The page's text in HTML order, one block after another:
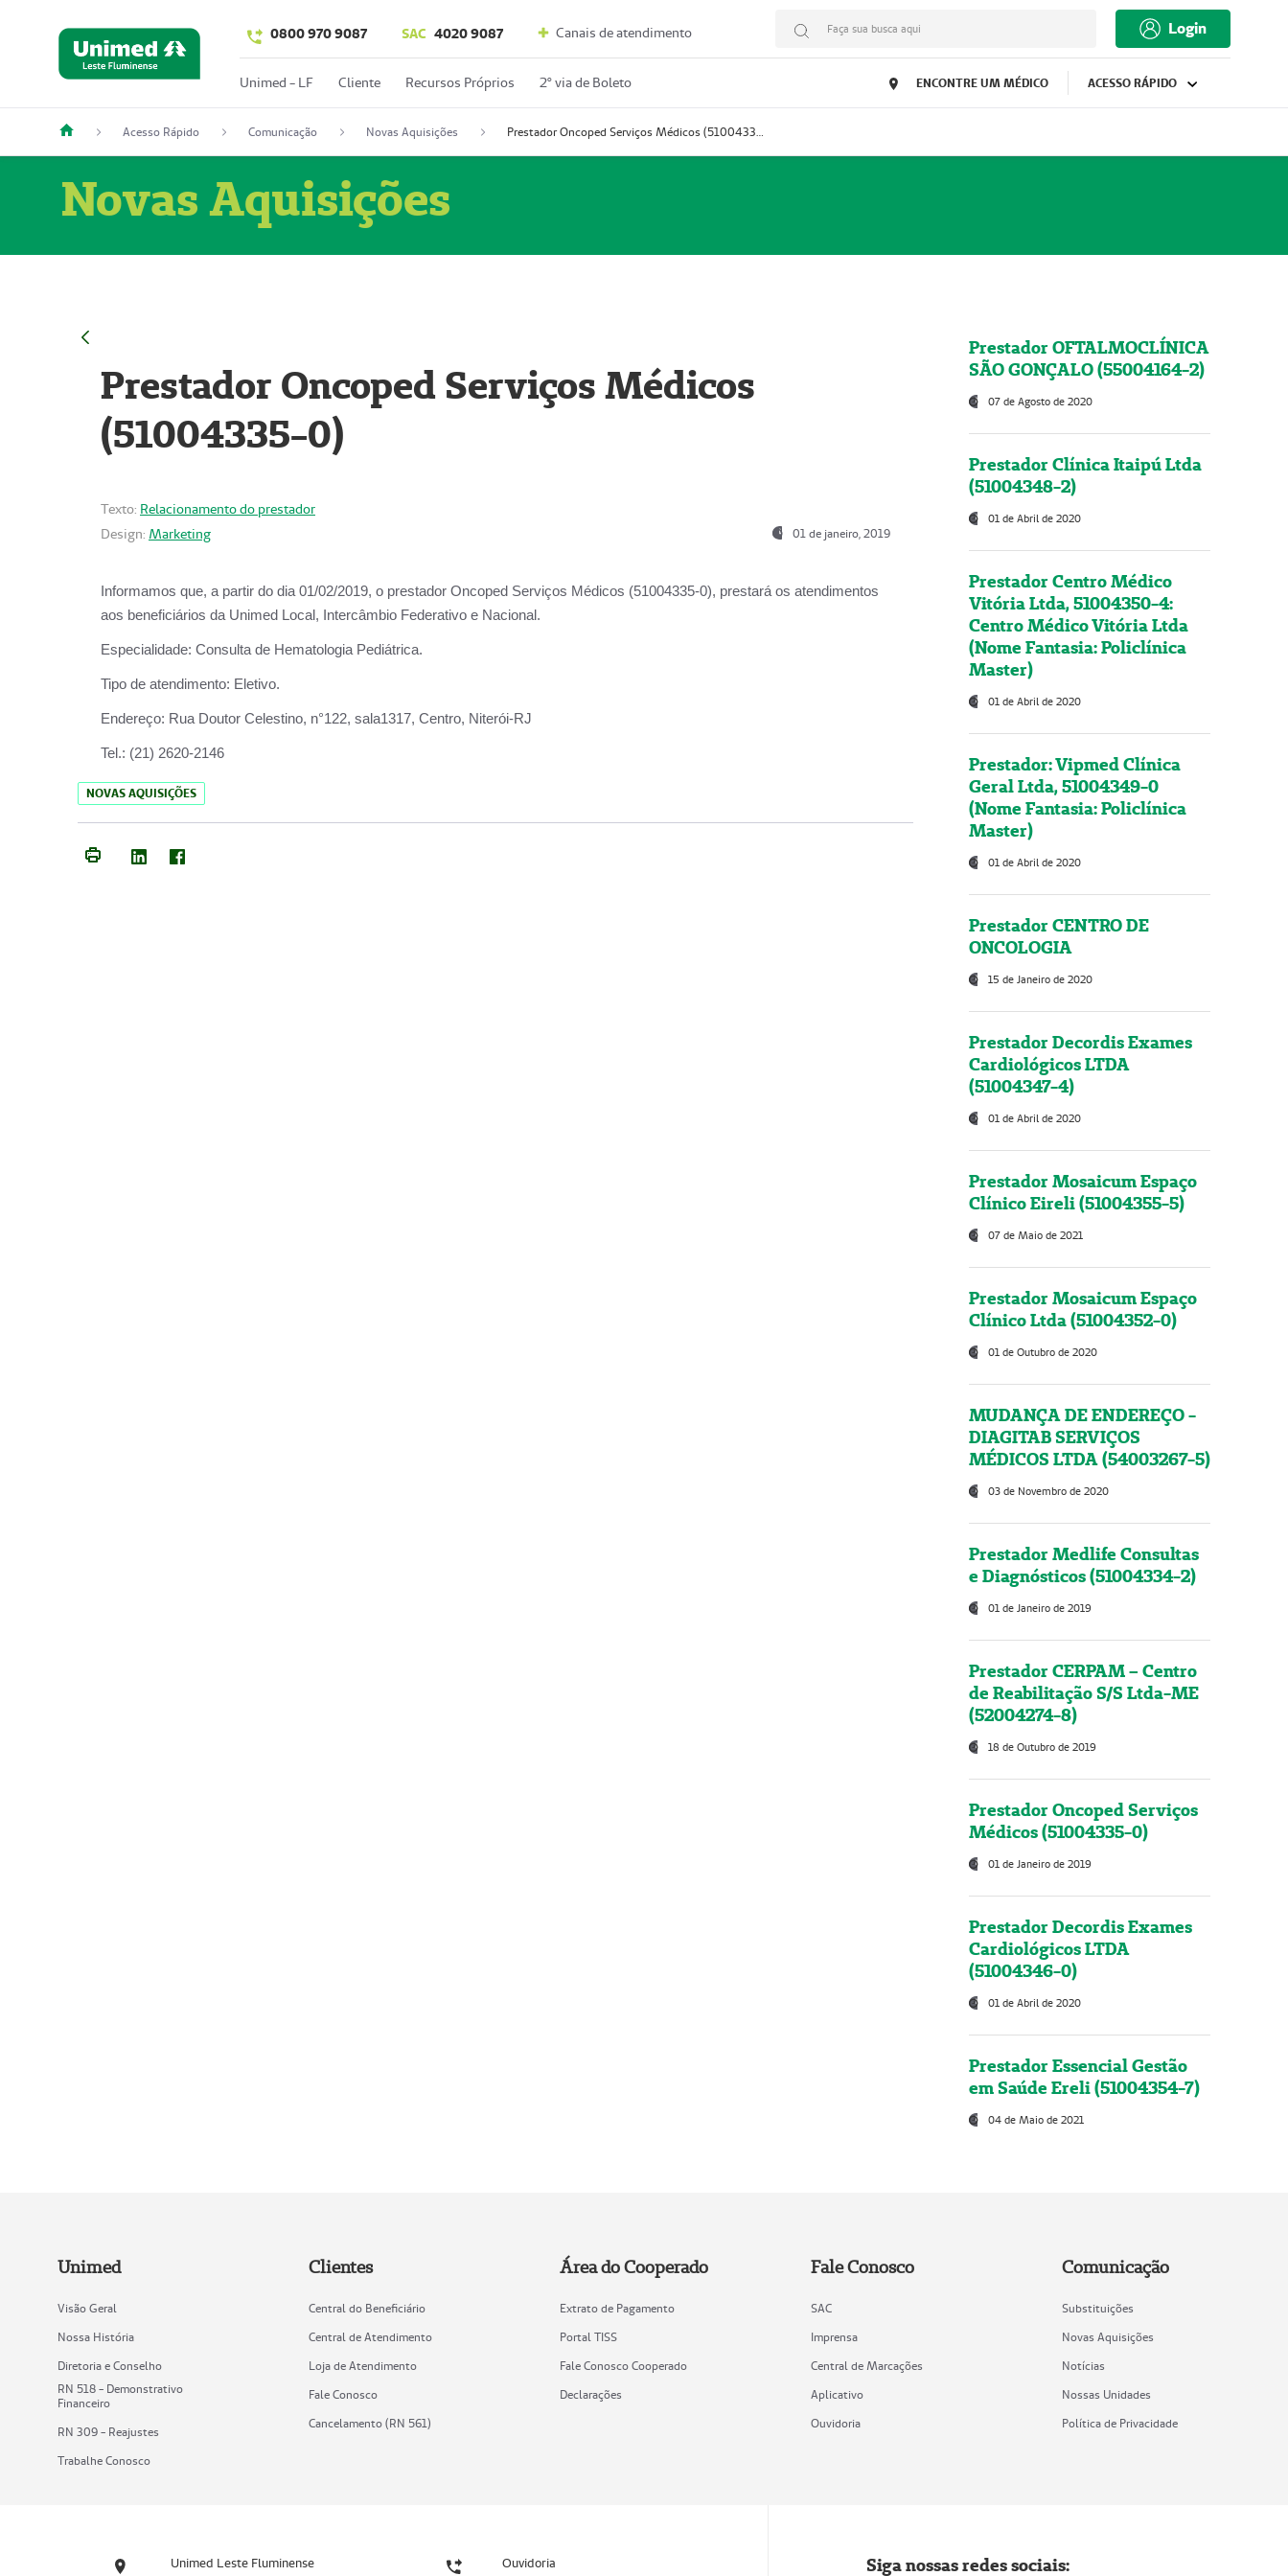
0800 970 9087 SAC 4020 9087 Canais de atendimento Faça sua busca aqui Login
Unimed - LF Cliente Recursos Próprios 2º via de Boleto ENCONTRE UM MÉDICO ACESSO RÁPIDO
Acesso Rápido Comunicação Novas Aquisições Prestador Oncoped Serviços Médicos (51004335-0)
Novas Aquisições
Prestador Oncoped Serviços Médicos
(51004335-0)
Texto: Relacionamento do prestador
Design: Marketing 01 de janeiro, 2019
Informamos que, a partir do dia 01/02/2019, o prestador Oncoped Serviços Médicos (51004335-0), prestará os atendimentos
aos beneficiários da Unimed Local, Intercâmbio Federativo e Nacional.
Especialidade: Consulta de Hematologia Pediátrica.
Tipo de atendimento: Eletivo.
Endereço: Rua Doutor Celestino, n°122, sala1317, Centro, Niterói-RJ
Tel.: (21) 2620-2146
NOVAS AQUISIÇÕES
Prestador OFTALMOCLÍNICA
SÃO GONÇALO (55004164-2)
07 de Agosto de 2020
Prestador Clínica Itaipú Ltda
(51004348-2)
01 de Abril de 2020
Prestador Centro Médico
Vitória Ltda, 51004350-4:
Centro Médico Vitória Ltda
(Nome Fantasia: Policlínica
Master)
01 de Abril de 2020
Prestador: Vipmed Clínica
Geral Ltda, 51004349-0
(Nome Fantasia: Policlínica
Master)
01 de Abril de 2020
Prestador CENTRO DE
ONCOLOGIA
15 de Janeiro de 2020
Prestador Decordis Exames
Cardiológicos LTDA
(51004347-4)
01 de Abril de 2020
Prestador Mosaicum Espaço
Clínico Eireli (51004355-5)
07 de Maio de 2021
Prestador Mosaicum Espaço
Clínico Ltda (51004352-0)
01 de Outubro de 2020
MUDANÇA DE ENDEREÇO -
DIAGITAB SERVIÇOS
MÉDICOS LTDA (54003267-5)
03 de Novembro de 2020
Prestador Medlife Consultas
e Diagnósticos (51004334-2)
01 de Janeiro de 2019
Prestador CERPAM – Centro
de Reabilitação S/S Ltda-ME
(52004274-8)
18 de Outubro de 2019
Prestador Oncoped Serviços
Médicos (51004335-0)
01 de Janeiro de 2019
Prestador Decordis Exames
Cardiológicos LTDA
(51004346-0)
01 de Abril de 2020
Prestador Essencial Gestão
em Saúde Ereli (51004354-7)
04 de Maio de 2021
Unimed
Visão Geral
Nossa História
Diretoria e Conselho
RN 518 - Demonstrativo
Financeiro
RN 309 - Reajustes
Trabalhe Conosco
Clientes
Central do Beneficiário
Central de Atendimento
Loja de Atendimento
Fale Conosco
Cancelamento (RN 561)
Área do Cooperado
Extrato de Pagamento
Portal TISS
Fale Conosco Cooperado
Declarações
Fale Conosco
SAC
Imprensa
Central de Marcações
Aplicativo
Ouvidoria
Comunicação
Substituições
Novas Aquisições
Notícias
Nossas Unidades
Política de Privacidade
Unimed Leste Fluminense Ouvidoria Siga nossas redes sociais: